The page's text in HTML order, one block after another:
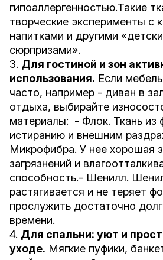
гипоаллергенностью.Такие
творческие эксперименты с
напитками и другими
сюрпризами».
3. Для гостиной и зон
использования. Если
часто, например - диван в
отдыха, выбирайте
материалы: - Флок. Ткань из
истиранию и внешним
Микрофибра. У нее хорошая
загрязнений и
способность.- Шенилл.
растягивается и не теряет
прослужить достаточно
времени.
4. Для спальни: уют и
уходе. Мягкие пуфики,